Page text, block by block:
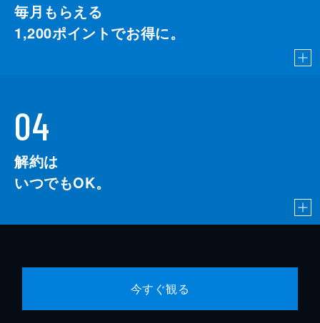
毎月もらえる
1,200ポイントでお得に。
04
解約は
いつでもOK。
今すぐ観る